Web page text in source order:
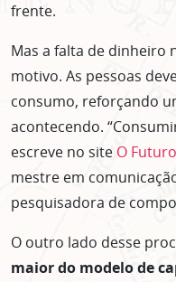
frente.
Mas a falta de dinheiro
motivo. As pessoas
consumo, reforçando
acontecendo.
escreve no site O
mestre em
pesquisadora de
O outro lado desse
maior do modelo de